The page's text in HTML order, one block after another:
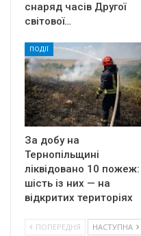
снаряд часів Другої
світової…
ПОДІЇ
За добу на
Тернопільщині
ліквідовано 10 пожеж:
шість із них — на
відкритих територіях
ПОПЕРЕДНЯ НАСТУПНА